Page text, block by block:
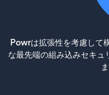
Powrは拡張性を考慮して
な最先端の組み込みセキ